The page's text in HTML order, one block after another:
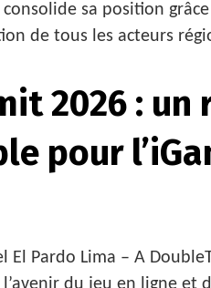
sa position
de tous les acteurs
2026 :
pour
El Pardo Lima – A
du jeu en ligne et